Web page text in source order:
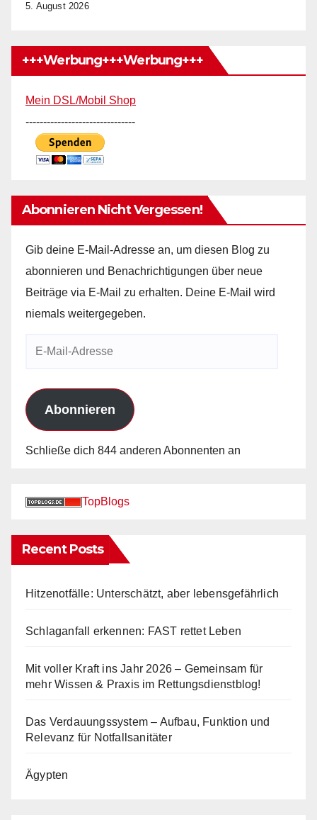
5. August 2026
+++Werbung+++Werbung+++
Mein DSL/Mobil Shop
-------------------------------
Abonnieren Nicht Vergessen!
Gib deine E-Mail-Adresse an, um diesen Blog zu
abonnieren und Benachrichtigungen über neue
Beiträge via E-Mail zu erhalten. Deine E-Mail wird
niemals weitergegeben.
Adresse
Abonnieren
Schließe dich 844 anderen Abonnenten an
TopBlogs
Recent Posts
Hitzenotfälle: Unterschätzt, aber lebensgefährlich
Schlaganfall erkennen: FAST rettet Leben
Mit voller Kraft ins Jahr 2026 – Gemeinsam für
mehr Wissen & Praxis im Rettungsdienstblog!
Das Verdauungssystem – Aufbau, Funktion und
Relevanz für Notfallsanitäter
Ägypten